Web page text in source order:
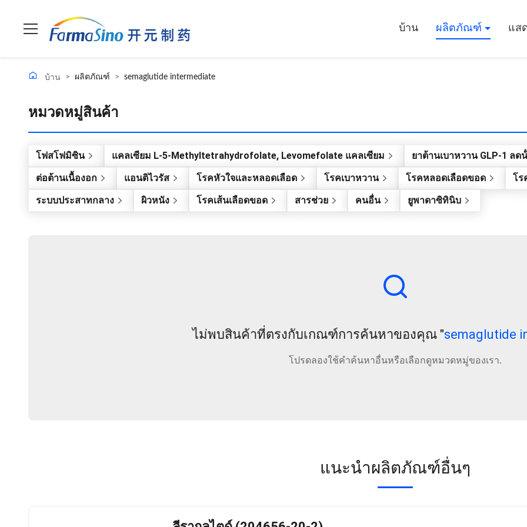
บ้าน ผลิตภัณฑ์ แส
บ้าน > ผลิตภัณฑ์ > semaglutide intermediate
หมวดหมู่สินค้า
โฟสโฟมิซิน แคลเซียม L-5-Methyltetrahydrofolate, Levomefolate แคลเซียม ยาต้านเบาหวาน GLP-1 ลด
ต่อต้านเนื้องอก
แอนติไวรัส โรคหัวใจและหลอดเลือด โรคเบาหวาน โรคหลอดเลือดขอด โร
ระบบประสาทกลาง
ผิวหนัง โรคเส้นเลือดขอด สารช่วย คนอื่น ยูพาดาซิทินิบ
ไม่พบสินค้าที่ตรงกับเกณฑ์การค้นหาของคุณ "semaglutide
โปรดลองใช้คำค้นหาอื่นหรือเลือกดูหมวดหมู่ของเรา.
แนะนำผลิตภัณฑ์อื่นๆ